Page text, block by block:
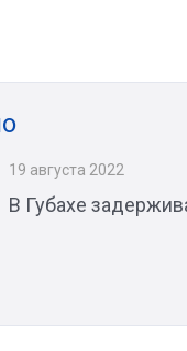
19 августа 2022
В Губахе